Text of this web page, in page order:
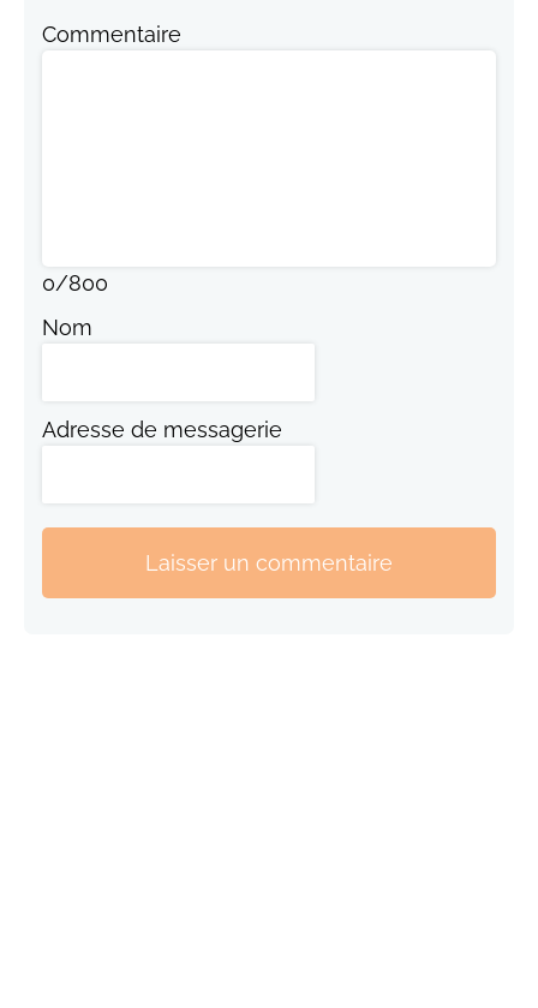
Commentaire
0/800
Nom
Adresse de messagerie
Laisser un commentaire